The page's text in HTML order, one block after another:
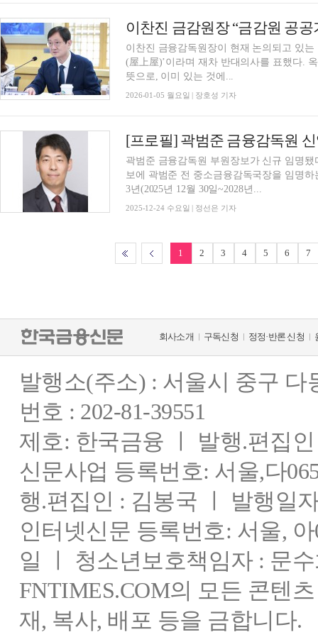
이찬진 금융감독원장이 현재 논의되고 있
(屋上屋)’이라며 재차 반대의사를 표했다. 옥상옥(屋上屋)은 '지붕 위에 또 지붕을 얹는다'는
뜻으로, 이미 있는 것에...
2026-01-05 월요일 | 장호성 기자
[프로필] 곽범준 금융감독원
곽범준 금융감독원 부원장보가 신규 임명
보에 곽범준 전 중소금융감독국장을 임명
3년(2025년 12월 30일~2028년...
2025-12-24 수요일 | 정선은 기자
1 2 3 4 5 6 7
회사소개 구독신청 정정·반론 신청
발행소(주소) : 서울시 중구
번호 : 202-81-39551
제호: 한국금융 ㅣ 발행.편집
신문사업 등록번호: 서울,다
행.편집인 : 김봉국 ㅣ 발행일
인터넷신문 등록번호: 서울,
일 ㅣ 청소년보호책임자 : 문
FNTIMES.COM의 모든 콘텐
재, 복사, 배포 등을 금합니다.